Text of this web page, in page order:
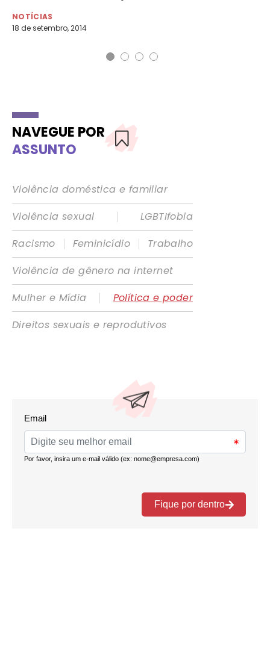
NOTÍCIAS
18 de setembro, 2014
NAVEGUE POR
ASSUNTO
Violência doméstica e familiar
Violência sexual
|
LGBTIfobia
Racismo
| Feminicídio |
Trabalho
Violência de gênero na internet
Mulher e Mídia
|
Política e poder
Direitos sexuais e reprodutivos